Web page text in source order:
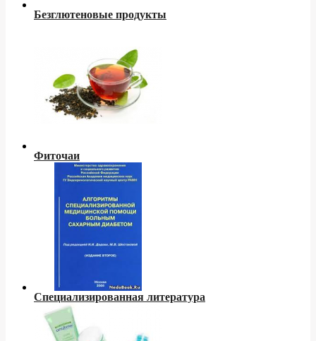
Безглютеновые продукты
Фиточаи
Специализированная литература